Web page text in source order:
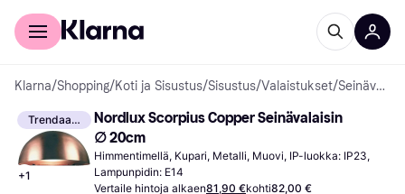
Kuluttajille
Klarna/Shopping/Koti ja Sisustus/Sisustus/Valaistukset/ Seinävalaisimet
Trendaava
+1
Nordlux Scorpius Copper Seinävalaisin
∅ 20cm
Himmentimellä, Kupari, Metalli, Muovi, IP-luokka: IP23,
Lampunpidin: E14
Vertaile hintoja alkaen81,90 €kohti82,00 €